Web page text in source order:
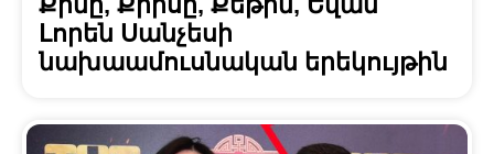
Լորեն Սանչեսի
նախաամուսնական երեկույթին